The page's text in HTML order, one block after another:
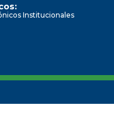
Institucionales